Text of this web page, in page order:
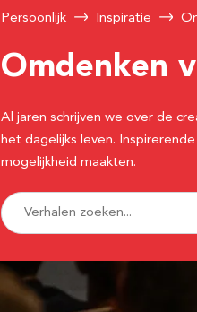
Persoonlijk Inspiratie
Omdenken
Al jaren schrijven we over de
het dagelijks leven.
mogelijkheid maakten.